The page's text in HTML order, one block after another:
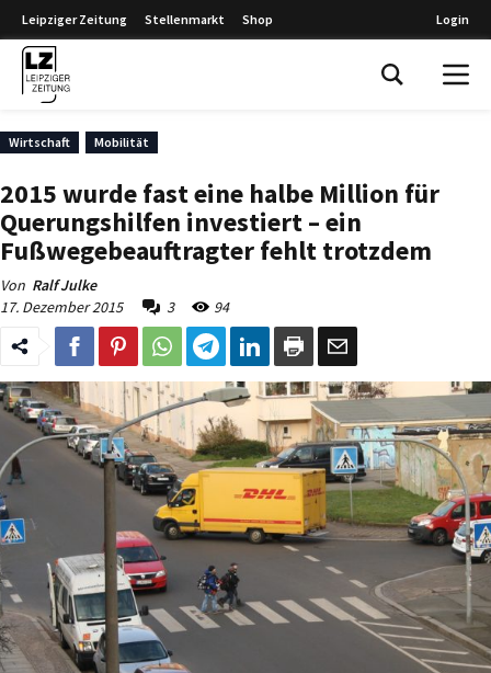
Leipziger Zeitung Stellenmarkt Shop Login
Wirtschaft Mobilität
2015 wurde fast eine halbe Million für
Querungshilfen investiert – ein
Fußwegebeauftragter fehlt trotzdem
Von Ralf Julke
17. Dezember 2015
3 94